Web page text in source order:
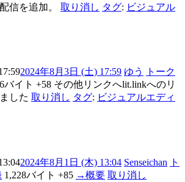
信を追加。
取り消し タグ: ビジュアル
2024年8月3日 (土) 17:59 ゆう
トーク
バイト +58 その他リンクへlit.linkへのリ
した 取り消し タグ: ビジュアルエディ
2024年8月1日 (木) 13:04 Senseichan
ト
1,228バイト +85 →概要 取り消し